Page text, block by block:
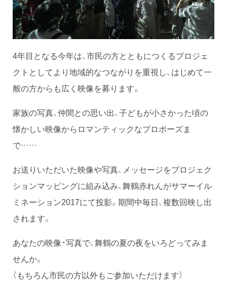
4年目となる今年は、市民の方とともにつくるプロジェ
クトとしてより地域的なつながりを重視し、はじめて一
般の方からも広く映像を募ります。
家族の写真、仲間との思い出、子どもが小さかった頃の
懐かしい映像からロマンティックなプロポーズま
で……
お送りいただいた映像や写真、メッセージをプロジェク
ションマッピングに組み込み、舞鶴赤れんがサマーイル
ミネーション2017にて投影。期間中毎日、複数回映し出
されます。
あなたの映像・写真で、舞鶴の夏の夜をいろどってみま
せんか。
（もちろん市民の方以外もご参加いただけます）